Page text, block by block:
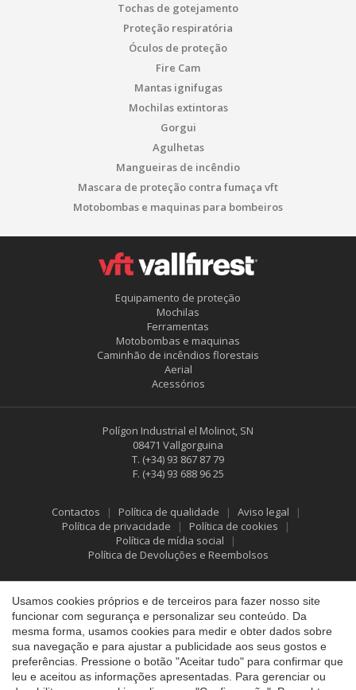
Tochas de gotejamento
Proteção respiratória
Óculos de proteção
Fire Cam
Mantas ignifugas
Mochilas extintoras
Gorgui
Agulhetas
Mangueiras de incêndio
Mascara de proteção contra fumaça vft
Motobombas e maquinas para bombeiros
Equipamento de proteção
Mochilas
Ferramentas
Motobombas e maquinas
Caminhão de incêndios florestais
Aerial
Acessórios
Polígon Industrial el Molinot, SN
08471 Vallgorguina
T. (+34) 93 867 87 79
F. (+34) 93 688 96 25
Contactos Política de qualidade
Aviso legal
Política de privacidade
Política de cookies
Política de mídia social
Política de Devoluções e Reembolsos
Usamos cookies próprios e de terceiros para fazer nosso site
funcionar com segurança e personalizar seu conteúdo. Da
mesma forma, usamos cookies para medir e obter dados sobre
sua navegação e para ajustar a publicidade aos seus gostos e
preferências. Pressione o botão "Aceitar tudo" para confirmar que
leu e aceitou as informações apresentadas. Para gerenciar ou